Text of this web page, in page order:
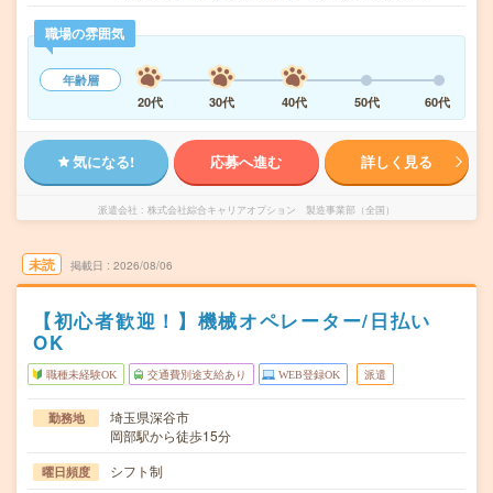
職場の雰囲気
年齢層
20代
30代 40代 50代 60代
気になる! 応募へ進む 詳しく見る
派遣会社 株式会社綜合キャリアオプション 製造事業部（全国）
未読 掲載日 2026/08/06
【初心者歓迎！】機械オペレーター/日払い
OK
職種未経験OK 交通費別途支給あり WEB登録OK 派遣
勤務地
埼玉県深谷市
岡部駅から徒歩15分
曜日頻度 シフト制